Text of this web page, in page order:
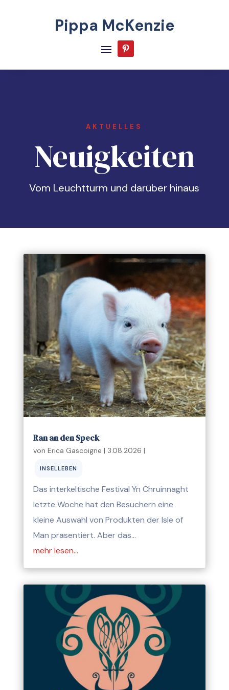
Pippa McKenzie
AKTUELLES
Neuigkeiten
Vom Leuchtturm und darüber hinaus
Ran an den Speck
von Erica Gascoigne | 3.08.2026 |
INSELLEBEN
Das interkeltische Festival Yn Chruinnaght
letzte Woche hat den Besuchern eine
kleine Auswahl von Produkten der Isle of
Man präsentiert. Aber das…
mehr lesen…